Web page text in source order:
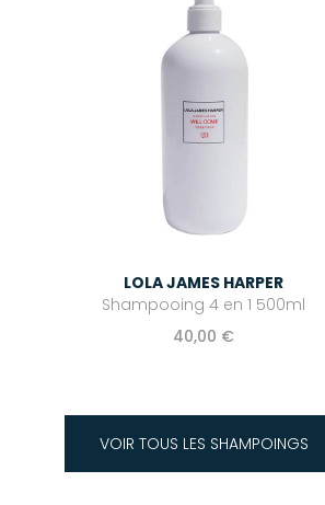
LOLA JAMES HARPER
Shampooing 4 en 1 500ml
40,00 €
VOIR TOUS LES SHAMPOINGS